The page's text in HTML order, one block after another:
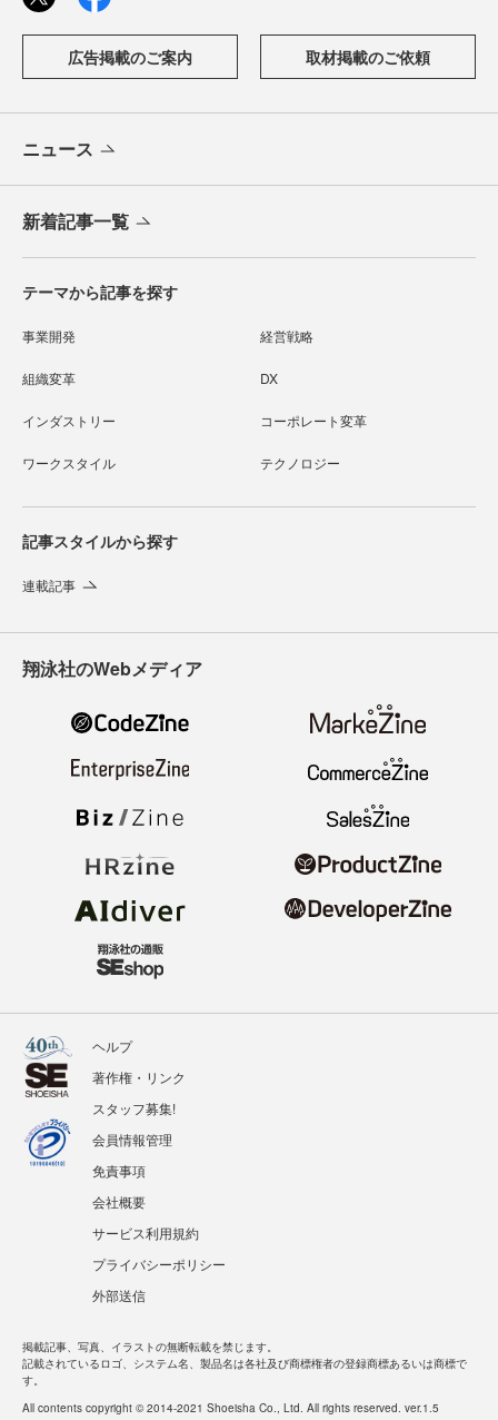
広告掲載のご案内 取材掲載のご依頼
ニュース
新着記事一覧
テーマから記事を探す
事業開発 経営戦略
組織変革 DX
インダストリー コーポレート変革
ワークスタイル テクノロジー
記事スタイルから探す
連載記事
翔泳社のWebメディア
ヘルプ
著作権・リンク
スタッフ募集!
会員情報管理
免責事項
会社概要
サービス利用規約
プライバシーポリシー
外部送信
掲載記事、写真、イラストの無断転載を禁じます。
記載されているロゴ、システム名、製品名は各社及び商標権者の登録商標あるいは商標で
す。
All contents copyright © 2014-2021 Shoeisha Co., Ltd. All rights reserved. ver.1.5